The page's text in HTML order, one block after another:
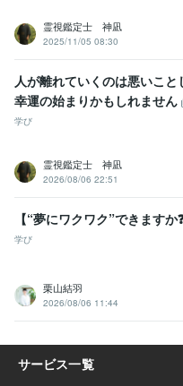
霊視鑑定士 神凪
2025/11/05 08:30
人が離れていくのは悪いこ
幸運の始まりかもしれません
学び
霊視鑑定士 神凪
2026/08/06 22:51
【“夢にワクワク”できますか
学び
栗山結羽
2026/08/06 11:44